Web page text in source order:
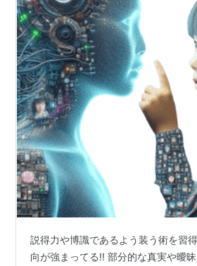
説得力や博識であるよう装う術を習
向が強まってる!! 部分的な真実や曖